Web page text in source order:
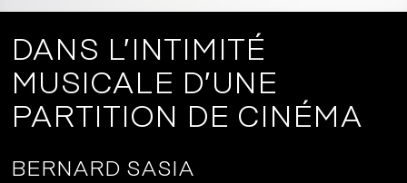
DANS L’INTIMITÉ
MUSICALE D’UNE
PARTITION DE CINÉMA
BERNARD SASIA